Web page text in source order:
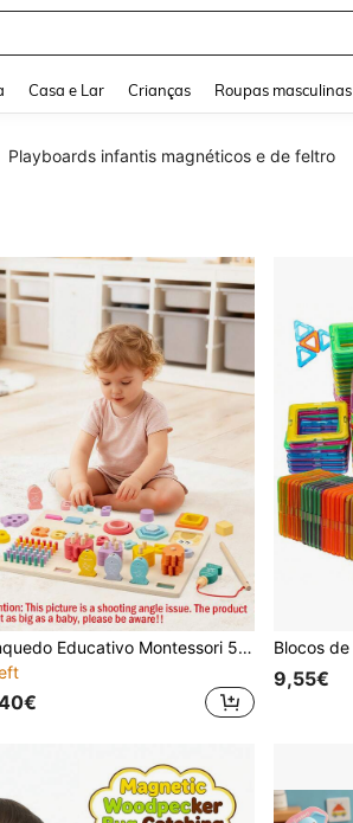
Casa e Lar Crianças Roupas masculinas
Playboards infantis magnéticos e de feltro
Brinquedo Educativo Montessori 5 em 1 para Crianças: Quebra-cabeça de Encaixe de Formas, Jogo de Empilhar Pinos com Tema de Pescaria, Blocos Numéricos, Jogo de Inserção de Palitos, para Meninos e Meninas
9,55€